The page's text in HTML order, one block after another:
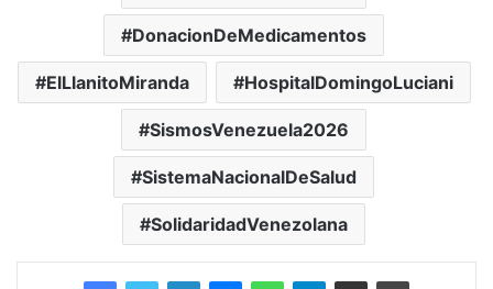
DonacionDeMedicamentos
ElLlanitoMiranda HospitalDomingoLuciani
SismosVenezuela2026
SistemaNacionalDeSalud
SolidaridadVenezolana